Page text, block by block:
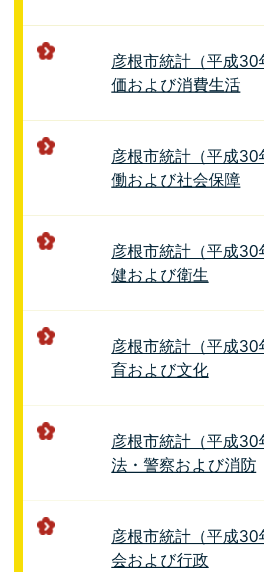
彦根市統計（平成
価および消費生活
彦根市統計（平成
働および社会保障
彦根市統計（平成
健および衛生
彦根市統計（平成
育および文化
彦根市統計（平成
法・警察および消防
彦根市統計（平成
会および行政